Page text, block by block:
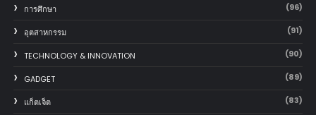
การศึกษา (96)
อุตสาหกรรม (91)
TECHNOLOGY & INNOVATION (90)
GADGET (89)
แก็ตเจ็ต (83)